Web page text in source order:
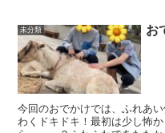
未分類 お
今回のおでかけでは、ふれあ
わくドキドキ！最初は少し怖